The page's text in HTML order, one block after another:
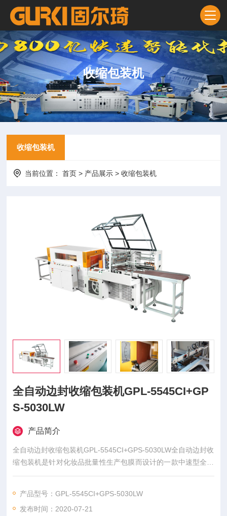
收缩包装机
收缩包装机
当前位置：首页 > 产品展示 >收缩包装机
全自动边封收缩包装机GPL-5545CI+GP
S-5030LW
产品简介
全自动边封收缩包装机GPL-5545CI+GPS-5030LW全自动边封收
缩包装机是针对化妆品批量性生产包膜而设计的一款中速型全自
动封切包装机，整机配有PLC程
产品型号：GPL-5545CI+GPS-5030LW
发布时间：2020-07-21